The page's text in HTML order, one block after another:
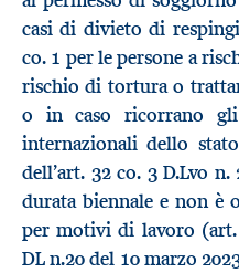
casi di divieto di
co. 1 per le persone a
rischio di tortura o
o in caso ricorrano
internazionali dello
dell’art. 32 co. 3 D.Lvo
durata biennale e non è
per motivi di lavoro
DL n.20 del 10 marzo